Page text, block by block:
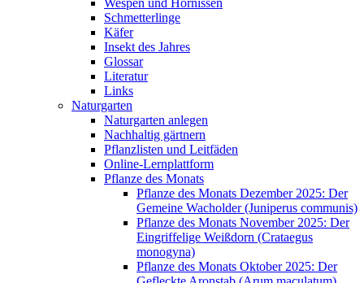
Wespen und Hornissen
Schmetterlinge
Käfer
Insekt des Jahres
Glossar
Literatur
Links
Naturgarten
Naturgarten anlegen
Nachhaltig gärtnern
Pflanzlisten und Leitfäden
Online-Lernplattform
Pflanze des Monats
Pflanze des Monats Dezember 2025: Der
Gemeine Wacholder (Juniperus communis)
Pflanze des Monats November 2025: Der
Eingriffelige Weißdorn (Crataegus
monogyna)
Pflanze des Monats Oktober 2025: Der